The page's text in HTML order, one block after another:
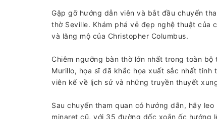
Gặp gỡ hướng dẫn viên và bắt đầu chuyến
thờ Seville. Khám phá vẻ đẹp nghệ thuật của
và lăng mộ của Christopher Columbus.
Chiêm ngưỡng bàn thờ lớn nhất trong toàn
Murillo, họa sĩ đã khắc họa xuất sắc nhất
viên kể về lịch sử và những truyền thuyết
Sau chuyến tham quan có hướng dẫn, hãy
minaret cũ, với 35 đường dốc xoắn ốc hướng